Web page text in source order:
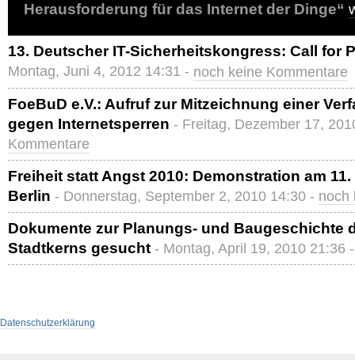
Herausforderung für das Internet der Dinge“
13. Deutscher IT-Sicherheitskongress: Call for
Montag, Juni 4, 2012 14:31 - noch keine Kommentare
FoeBuD e.V.: Aufruf zur Mitzeichnung einer
gegen Internetsperren - Freitag, Dezember 17,
Kommentare
Freiheit statt Angst 2010: Demonstration am
Berlin - Donnerstag, September 2, 2010 14:30 - noch
Dokumente zur Planungs- und Baugeschichte
Stadtkerns gesucht - Montag, April 19, 2010 21:36
Datenschutzerklärung